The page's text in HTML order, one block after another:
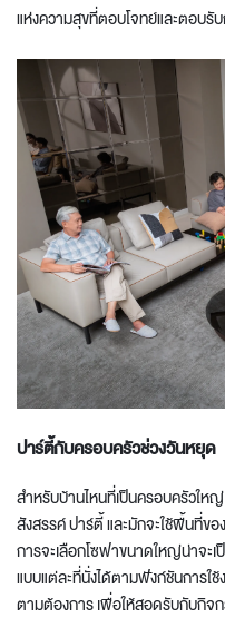
แห่งความสุขที่ตอบโจทย์และตอบรับ
ปาร์ตี้กับครอบครัวช่วงวันหยุด
สำหรับบ้านไหนที่เป็นครอบครัวให
สังสรรค์ ปาร์ตี้ และมักจะใช้พื้นที่ข
การจะเลือกโซฟาขนาดใหญ่น่าจะ
แบบแต่ละที่นั่งได้ตามฟังก์ชันการใ
ตามต้องการ เพื่อให้สอดรับกับกิจ